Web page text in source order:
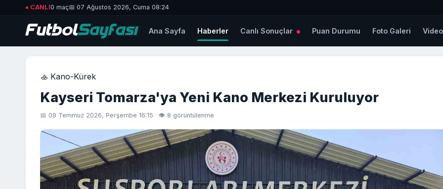
● CANLI0 maç📅 07 Ağustos 2026, Cuma 08:24
Ana Sayfa Haberler Canlı Sonuçlar Puan Durumu Foto Galeri Video
🚣 Kano-Kürek
Kayseri Tomarza'ya Yeni Kano Merkezi Kuruluyor
📅 09 Temmuz 2026, Perşembe 16:15 · 👁 8 görüntülenme